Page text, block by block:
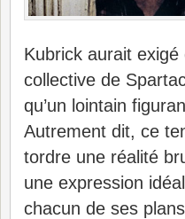
Kubrick aurait
collective de
qu’un lointain
Autrement dit, ce
tordre une réalité
une expression
chacun de ses